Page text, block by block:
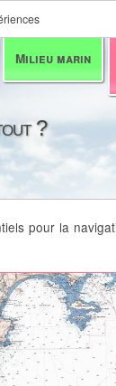
Milieu marin
?
pour la